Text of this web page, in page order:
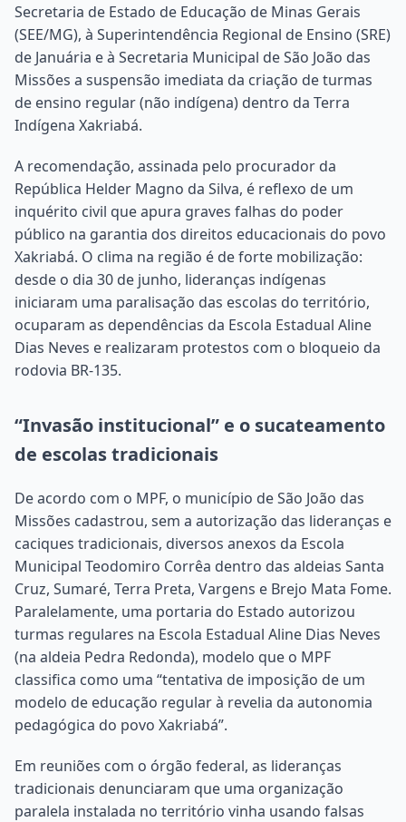
Secretaria de Estado de Educação de Minas Gerais
(SEE/MG), à Superintendência Regional de Ensino (SRE)
de Januária e à Secretaria Municipal de São João das
Missões a suspensão imediata da criação de turmas
de ensino regular (não indígena) dentro da Terra
Indígena Xakriabá.
A recomendação, assinada pelo procurador da
República Helder Magno da Silva, é reflexo de um
inquérito civil que apura graves falhas do poder
público na garantia dos direitos educacionais do povo
Xakriabá. O clima na região é de forte mobilização:
desde o dia 30 de junho, lideranças indígenas
iniciaram uma paralisação das escolas do território,
ocuparam as dependências da Escola Estadual Aline
Dias Neves e realizaram protestos com o bloqueio da
rodovia BR-135.
“Invasão institucional” e o sucateamento
de escolas tradicionais
De acordo com o MPF, o município de São João das
Missões cadastrou, sem a autorização das lideranças e
caciques tradicionais, diversos anexos da Escola
Municipal Teodomiro Corrêa dentro das aldeias Santa
Cruz, Sumaré, Terra Preta, Vargens e Brejo Mata Fome.
Paralelamente, uma portaria do Estado autorizou
turmas regulares na Escola Estadual Aline Dias Neves
(na aldeia Pedra Redonda), modelo que o MPF
classifica como uma “tentativa de imposição de um
modelo de educação regular à revelia da autonomia
pedagógica do povo Xakriabá”.
Em reuniões com o órgão federal, as lideranças
tradicionais denunciaram que uma organização
paralela instalada no território vinha usando falsas